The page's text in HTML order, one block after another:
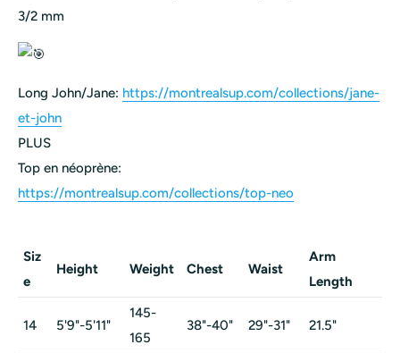
3/2 mm
Long John/Jane: https://montrealsup.com/collections/jane-
et-john
PLUS
Top en néoprène:
https://montrealsup.com/collections/top-neo
Siz
e
Height Weight Chest Waist
Arm
Length
14 5'9"-5'11"
145-
165
38"-40" 29"-31" 21.5"